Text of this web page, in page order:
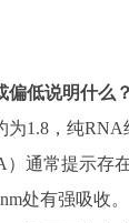
偏低说明什么？
1.8，纯RNA
通常提示存
处有强吸收